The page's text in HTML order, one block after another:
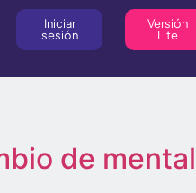
Iniciar
sesión
Versión
Lite
de